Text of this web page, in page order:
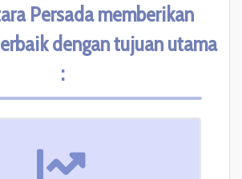
Persada memberikan
dengan tujuan utama
: